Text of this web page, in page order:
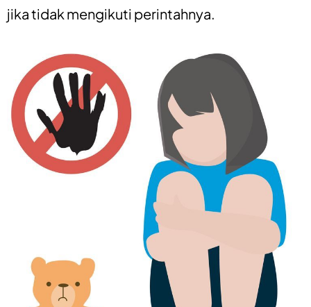
jika tidak mengikuti perintahnya.